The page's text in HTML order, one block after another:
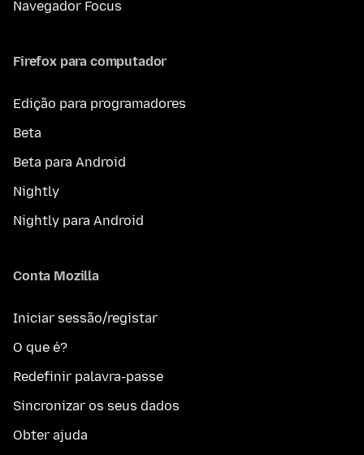
Navegador Focus
Firefox para computador
Edição para programadores
Beta
Beta para Android
Nightly
Nightly para Android
Conta Mozilla
Iniciar sessão/registar
O que é?
Redefinir palavra-passe
Sincronizar os seus dados
Obter ajuda